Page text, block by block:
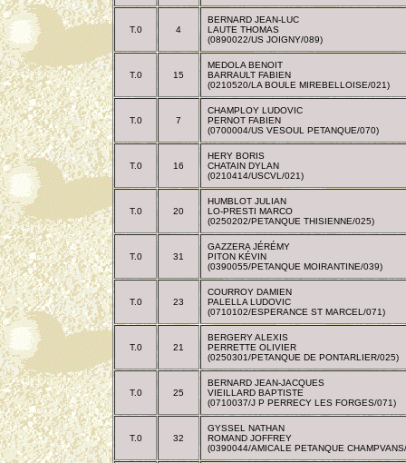
T.0 4
BERNARD JEAN-LUC
LAUTE THOMAS
(0890022/US JOIGNY/089)
T.0 15
MEDOLA BENOIT
BARRAULT FABIEN
(0210520/LA BOULE MIREBELLOISE/021)
T.0 7
CHAMPLOY LUDOVIC
PERNOT FABIEN
(0700004/US VESOUL PETANQUE/070)
T.0 16
HERY BORIS
CHATAIN DYLAN
(0210414/USCVL/021)
T.0 20
HUMBLOT JULIAN
LO-PRESTI MARCO
(0250202/PETANQUE THISIENNE/025)
T.0 31
GAZZERA JÉRÉMY
PITON KÉVIN
(0390055/PETANQUE MOIRANTINE/039)
T.0 23
COURROY DAMIEN
PALELLA LUDOVIC
(0710102/ESPERANCE ST MARCEL/071)
T.0 21
BERGERY ALEXIS
PERRETTE OLIVIER
(0250301/PETANQUE DE PONTARLIER/025)
T.0 25
BERNARD JEAN-JACQUES
VIEILLARD BAPTISTE
(0710037/J P PERRECY LES FORGES/071)
T.0 32
GYSSEL NATHAN
ROMAND JOFFREY
(0390044/AMICALE PETANQUE